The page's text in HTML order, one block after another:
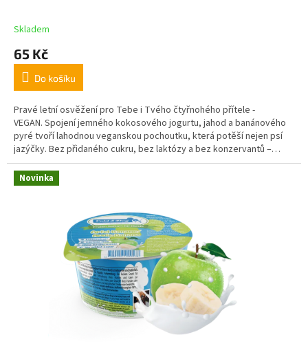
Skladem
65 Kč
Do košíku
Pravé letní osvěžení pro Tebe i Tvého čtyřnohého přítele -
VEGAN. Spojení jemného kokosového jogurtu, jahod a banánového
pyré tvoří lahodnou veganskou pochoutku, která potěší nejen psí
jazýčky. Bez přidaného cukru, bez laktózy a bez konzervantů –
ideální i pro citlivé nebo alergické psy.
Novinka